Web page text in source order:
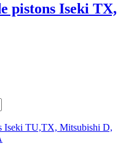
pistons Iseki TX,